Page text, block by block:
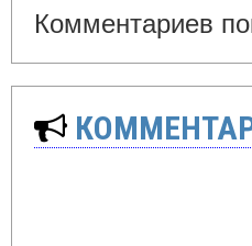
Комментариев